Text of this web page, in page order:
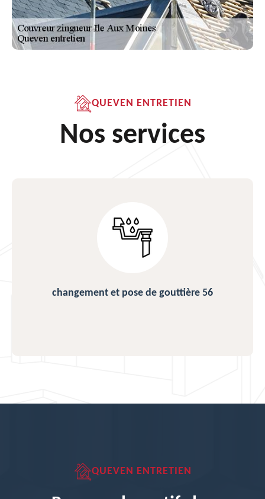
QUEVEN ENTRETIEN
Nos services
changement et pose de gouttière 56
QUEVEN ENTRETIEN